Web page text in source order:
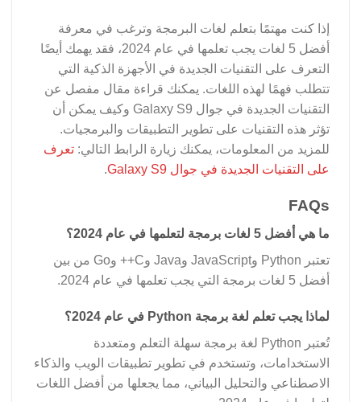
إذا كنت مهتمًا بتعلم لغات البرمجة وترغب في معرفة
أفضل 5 لغات يجب تعلمها في عام 2024، فقد يهمك أيضًا
التعرف على التقنيات الجديدة في الأجهزة الذكية التي
تتطلب فهمًا لهذه اللغات. يمكنك قراءة مقال مفصل عن
التقنيات الجديدة في جوال Galaxy S9 وكيف يمكن أن
تؤثر هذه التقنيات على تطوير التطبيقات والبرمجيات.
للمزيد من المعلومات، يمكنك زيارة الرابط التالي: تعرف
على التقنيات الجديدة في جوال Galaxy S9
.
FAQs
ما هي أفضل 5 لغات برمجة لتعلمها في عام 2024؟
تعتبر Python وJavaScript وJava وC++ وGo من بين
أفضل 5 لغات برمجة التي يجب تعلمها في عام 2024.
لماذا يجب تعلم لغة برمجة Python في عام 2024؟
تُعتبر Python لغة برمجة سهلة التعلم ومتعددة
الاستخدامات، وتستخدم في تطوير تطبيقات الويب والذكاء
الاصطناعي والتحليل البياني، مما يجعلها من أفضل اللغات